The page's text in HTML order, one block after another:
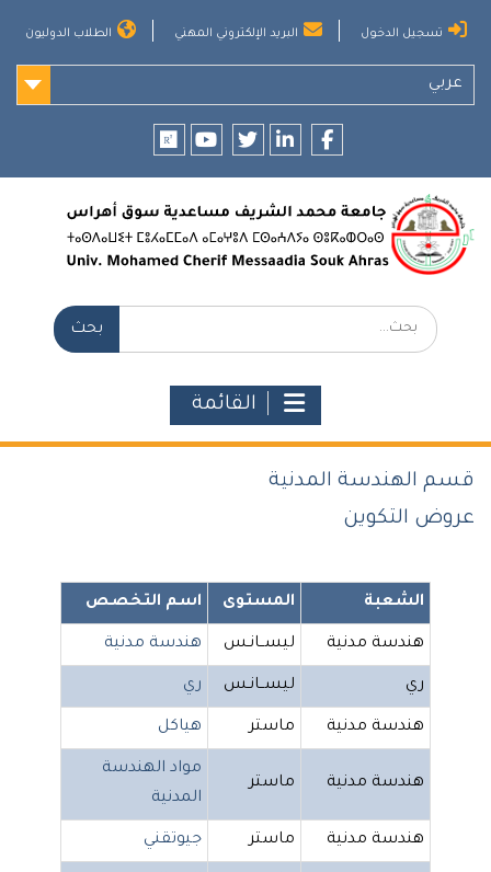
تسجيل الدخول البريد الإلكتروني المهني الطلاب الدوليون
عربي
بحث:
القائمة
قسم الهندسة المدنية
عروض التكوين
الشعبة المستوى اسم التخصص
هندسة مدنية ليســانـس هندسة مدنية
ري ليســانـس ري
هندسة مدنية ماستر هياكل
هندسة مدنية ماستر
مواد الهندسة
المدنية
هندسة مدنية ماستر جيوتقني